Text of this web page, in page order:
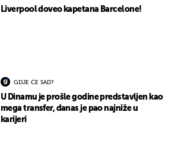
Liverpool doveo kapetana Barcelone!
GDJE ĆE SAD?
U Dinamu je prošle godine predstavljen kao
mega transfer, danas je pao najniže u
karijeri